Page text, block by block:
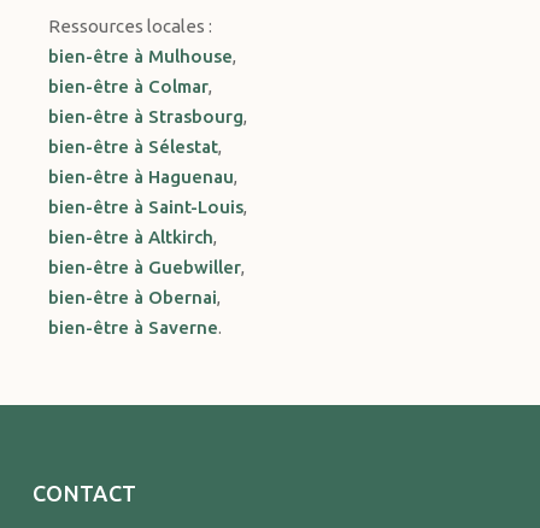
Ressources locales :
bien-être à Mulhouse,
bien-être à Colmar,
bien-être à Strasbourg,
bien-être à Sélestat,
bien-être à Haguenau,
bien-être à Saint-Louis,
bien-être à Altkirch,
bien-être à Guebwiller,
bien-être à Obernai,
bien-être à Saverne.
CONTACT